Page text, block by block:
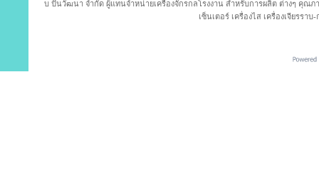
บ ปั้นวัฒนา จำกัด ผู้แทนจำหน่ายเครื่องจักรกลโรงงาน สำหรับการผลิต ต่างๆ คุณภ
เซ็นเตอร์ เครื่องไส เครื่องเจียรรา